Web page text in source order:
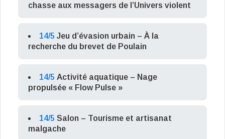
chasse aux messagers de l’Univers violent
14/5 Jeu d’évasion urbain – À la
recherche du brevet de Poulain
14/5 Activité aquatique – Nage
propulsée « Flow Pulse »
14/5 Salon – Tourisme et artisanat
malgache